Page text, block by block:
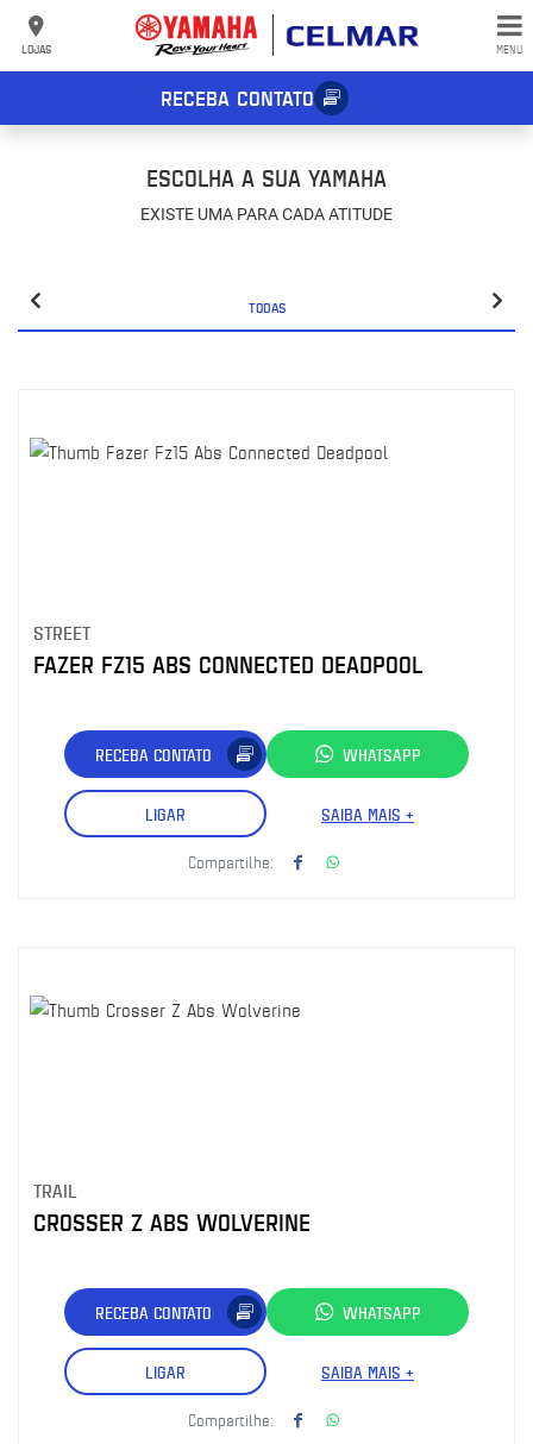
LOJAS MENU
RECEBA CONTATO
ESCOLHA A SUA YAMAHA
EXISTE UMA PARA CADA ATITUDE
TODAS
STREET
FAZER FZ15 ABS CONNECTED DEADPOOL
RECEBA CONTATO WHATSAPP
LIGAR SAIBA MAIS +
Compartilhe:
TRAIL
CROSSER Z ABS WOLVERINE
RECEBA CONTATO WHATSAPP
LIGAR SAIBA MAIS +
Compartilhe: